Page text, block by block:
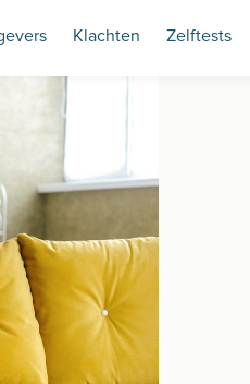
Klachten Zelftests